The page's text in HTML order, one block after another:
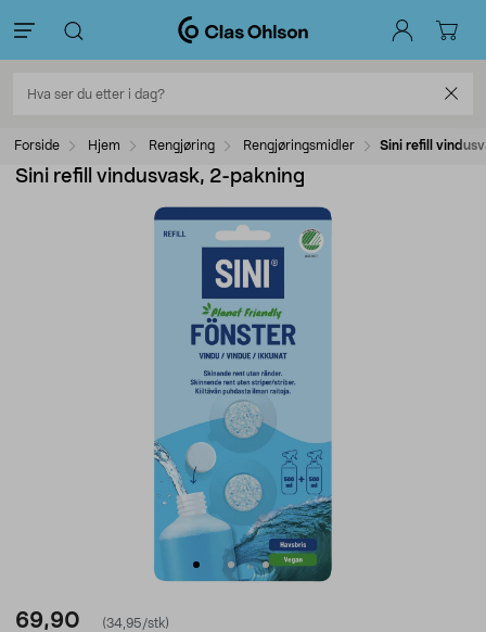
Forside Hjem Rengjøring Rengjøringsmidler Sini refill
Sini refill vindusvask, 2-pakning
69,90
(34,95/stk)